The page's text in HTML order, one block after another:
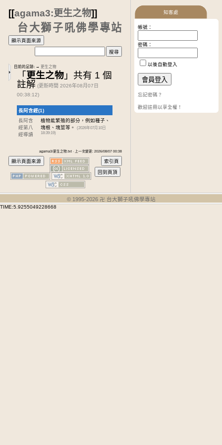
[[agama3:更生之物]]
台大獅子吼佛學專站
目前的足跡: → 更生之物
「更生之物」共有 1 個
註解 (更新時間 2026年08月07日
00:38:12)
長阿含經(1)
長阿含
經第八
經導讀
植物能繁殖的部分，例如種子、
塊根、塊莖等。
(2026年07月10日
18:39:19)
agama3/更生之物.txt · 上一次變更: 2026/08/07 00:38
知客處
帳號：
密碼：
以後自動登入
忘記密碼？
歡迎註冊以享全權！
© 1995-2026 卍 台大獅子吼佛學專站
TIME:5.9255049228668